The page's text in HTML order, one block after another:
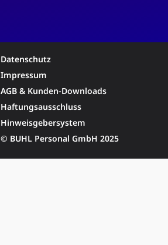
Datenschutz
Impressum
AGB & Kunden-Downloads
Haftungsausschluss
Hinweisgebersystem
© BUHL Personal GmbH 2025